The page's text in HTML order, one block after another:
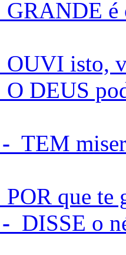
GRANDE é
OUVI isto,
O DEUS
TEM
POR que te
DISSE o